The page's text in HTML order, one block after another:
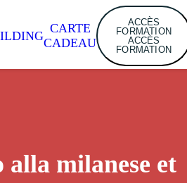
CARTE
CADEAU
ACCÈS
FORMATION
ACCÈS
FORMATION
alla milanese et